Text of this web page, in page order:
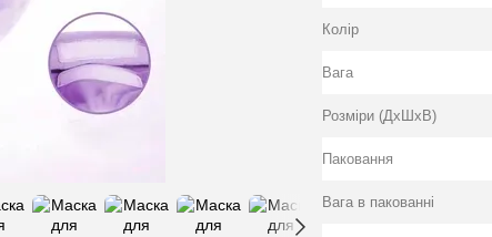
Колір
Вага
Розміри (ДхШхВ)
Паковання
Вага в пакованні